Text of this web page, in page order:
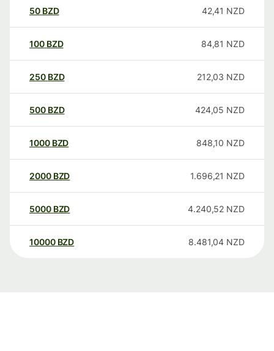
50 BZD 42,41 NZD
100 BZD 84,81 NZD
250 BZD 212,03 NZD
500 BZD 424,05 NZD
1000 BZD 848,10 NZD
2000 BZD 1.696,21 NZD
5000 BZD 4.240,52 NZD
10000 BZD 8.481,04 NZD